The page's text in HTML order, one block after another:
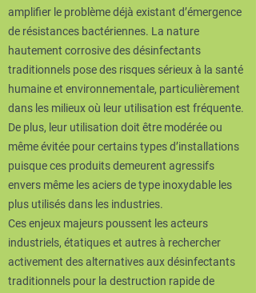
amplifier le problème déjà existant d’émergence
de résistances bactériennes. La nature
hautement corrosive des désinfectants
traditionnels pose des risques sérieux à la santé
humaine et environnementale, particulièrement
dans les milieux où leur utilisation est fréquente.
De plus, leur utilisation doit être modérée ou
même évitée pour certains types d’installations
puisque ces produits demeurent agressifs
envers même les aciers de type inoxydable les
plus utilisés dans les industries.
Ces enjeux majeurs poussent les acteurs
industriels, étatiques et autres à rechercher
activement des alternatives aux désinfectants
traditionnels pour la destruction rapide de